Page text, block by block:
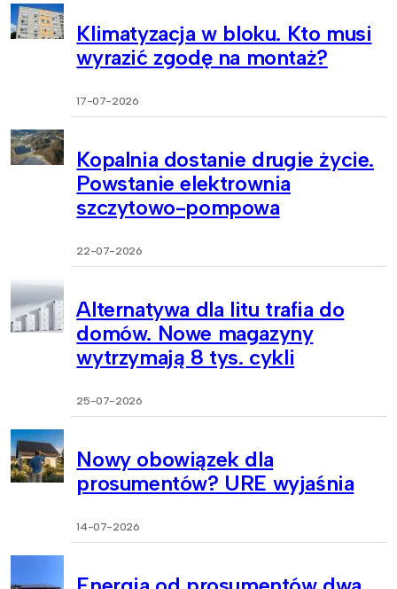
Klimatyzacja w bloku. Kto musi
wyrazić zgodę na montaż?
17-07-2026
Kopalnia dostanie drugie życie.
Powstanie elektrownia
szczytowo-pompowa
22-07-2026
Alternatywa dla litu trafia do
domów. Nowe magazyny
wytrzymają 8 tys. cykli
25-07-2026
Nowy obowiązek dla
prosumentów? URE wyjaśnia
14-07-2026